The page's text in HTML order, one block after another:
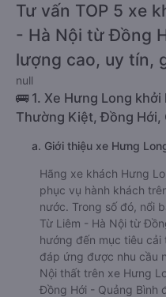
Tư vấn TOP 5 xe
- Hà Nội từ Đồng
lượng cao, uy tín,
null
🚌 1. Xe Hưng Long
Thường Kiệt, Đồng Hới,
a. Giới thiệu xe Hưng
Hãng xe khách Hưng
phục vụ hành khách
nước. Trong số đó, nổi
Từ Liêm - Hà Nội từ
hướng đến mục tiêu
đáp ứng được nhu cầu
Nội thất trên xe Hưng
Đồng Hới - Quảng Bình